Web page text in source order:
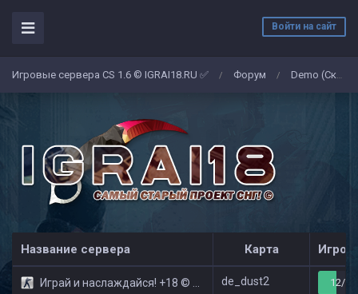
Войти на сайт
Игровые сервера CS 1.6 © IGRAI18.RU ✅ / Форум / Demo (Скриншоты)
Название сервера Карта
Играй и наслаждайся! +18 © Public de_dust2 12/32